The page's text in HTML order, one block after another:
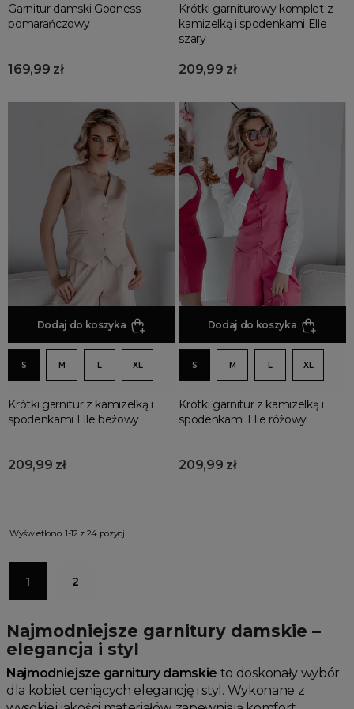
Garnitur damski Godness
pomarańczowy
169,99 zł
Krótki garniturowy komplet z
kamizelką i spodenkami Elle
szary
209,99 zł
Dodaj do koszyka
S M L XL
Krótki garnitur z kamizelką i
spodenkami Elle beżowy
209,99 zł
Dodaj do koszyka
S M L XL
Krótki garnitur z kamizelką i
spodenkami Elle różowy
209,99 zł
Wyświetlono: 1-12 z 24 pozycji
1 2
Najmodniejsze garnitury damskie –
elegancja i styl
Najmodniejsze garnitury damskie to doskonały wybór
dla kobiet ceniących elegancję i styl. Wykonane z